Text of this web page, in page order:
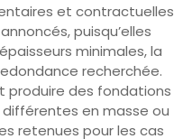
et contractuelles
puisqu’elles
minimales, la
recherchée.
produire des fondations
en masse ou
retenues pour les cas